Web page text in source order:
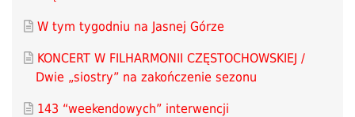
W tym tygodniu na Jasnej Górze
KONCERT W FILHARMONII CZĘSTOCHOWSKIEJ /
Dwie „siostry” na zakończenie sezonu
143 “weekendowych” interwencji